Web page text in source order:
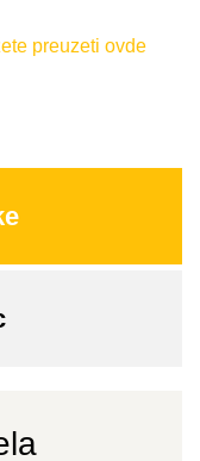
preuzeti ovde